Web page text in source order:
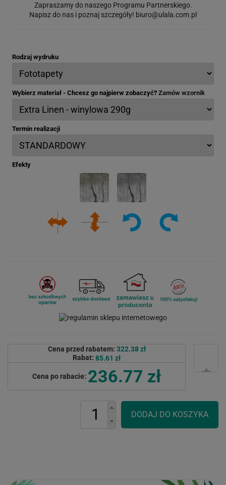
Zapraszamy do naszego Programu Partnerskiego.
Napisz do nas i poznaj szczegóły! biuro@ulala.com.pl
Rodzaj wydruku
Wybierz materiał - Chcesz go najpierw zobaczyć? Zamów wzornik
Termin realizacji
Efekty
Cena przed rabatem: 322.38 zł
Rabat: 85.61 zł
Cena po rabacie: 236.77 zł